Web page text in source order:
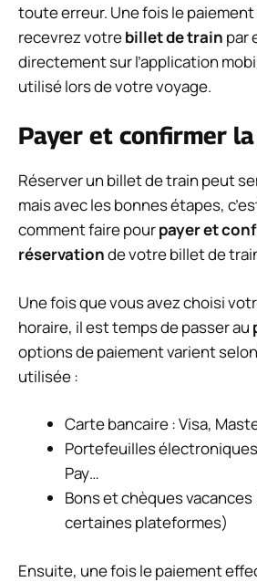
toute erreur. Une fois le
recevrez votrebillet de train par
directement sur l’application
utilisé lors de votre voyage.
Payer et confirmer
Réserver un billet de train peut
mais avec les bonnes étapes,
comment faire pourpayer et
réservationde votre billet de
Une fois que vous avez choisi
horaire, il est temps de passer au
options de paiement varient
utilisée :
Carte bancaire : Visa,
Portefeuilles électroniques
Pay…
Bons et chèques
certaines plateformes)
Ensuite, une fois le paiement